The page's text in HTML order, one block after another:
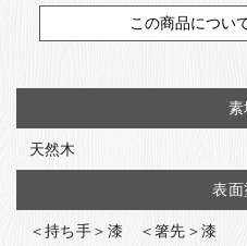
この商品につい
素
天然木
表面
＜持ち手＞漆 ＜箸先＞漆